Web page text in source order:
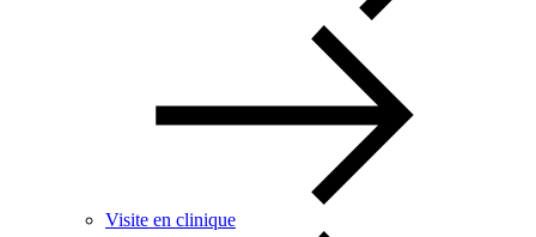
Visite en clinique